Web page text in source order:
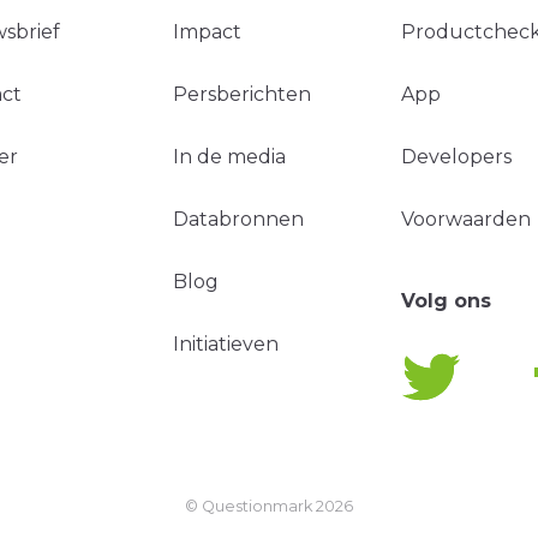
Impact
Persberichten
In de media
Databronnen
Blog
Initiatieven
App
Developers
Voorwaarden
Volg ons
© Questionmark 2026